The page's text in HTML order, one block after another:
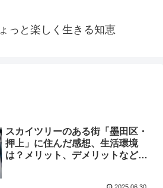
っと楽しく生きる知恵
スカイツリーのある街「墨田区・
押上」に住んだ感想、生活環境
は？メリット、デメリットなどな